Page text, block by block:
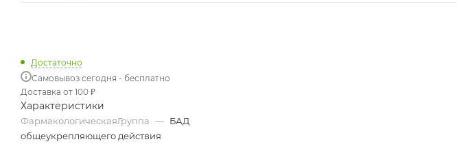
Достаточно
Самовывоз сегодня - бесплатно
Доставка от 100 ₽
Характеристики
ФармакологическаяГруппа — БАД
общеукрепляющего действия